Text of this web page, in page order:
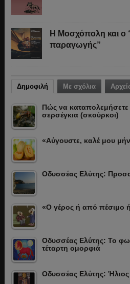
Η Μοσχόπολη και ο
παραγωγής”
Δημοφιλή Με σχόλια
Πώς να καταπολεμήσετε
σερσέγκια (σκούρκοι)
«Αύγουστε, καλέ μου
Οδυσσέας Ελύτης:
«Ο γέρος ή από πέσιμο
Οδυσσέας Ελύτης: Το
τέταρτη ομορφιά
Οδυσσέας Ελύτης: